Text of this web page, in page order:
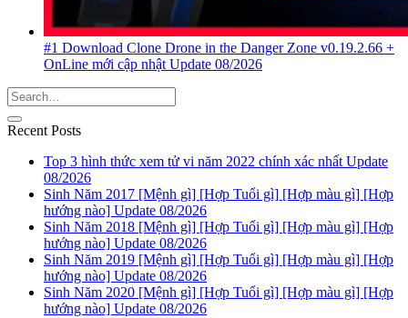
#1 Download Clone Drone in the Danger Zone v0.19.2.66 +
OnLine mới cập nhật Update 08/2026
Recent Posts
Top 3 hình thức xem tử vi năm 2022 chính xác nhất Update
08/2026
Sinh Năm 2017 [Mệnh gì] [Hợp Tuổi gì] [Hợp màu gì] [Hợp
hướng nào] Update 08/2026
Sinh Năm 2018 [Mệnh gì] [Hợp Tuổi gì] [Hợp màu gì] [Hợp
hướng nào] Update 08/2026
Sinh Năm 2019 [Mệnh gì] [Hợp Tuổi gì] [Hợp màu gì] [Hợp
hướng nào] Update 08/2026
Sinh Năm 2020 [Mệnh gì] [Hợp Tuổi gì] [Hợp màu gì] [Hợp
hướng nào] Update 08/2026